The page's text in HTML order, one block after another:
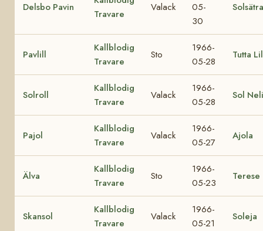
Delsbo Pavin
Travare
Valack
05-
30
Solsätra
Pavlill
Kallblodig
Travare
Sto
1966-
05-28
Tutta
Solroll
Kallblodig
Travare
Valack
1966-
05-28
Sol Neli
Pajol
Kallblodig
Travare
Valack
1966-
05-27
Ajola
Älva
Kallblodig
Travare
Sto
1966-
05-23
Terese
Skansol
Kallblodig
Travare
Valack
1966-
05-21
Soleja